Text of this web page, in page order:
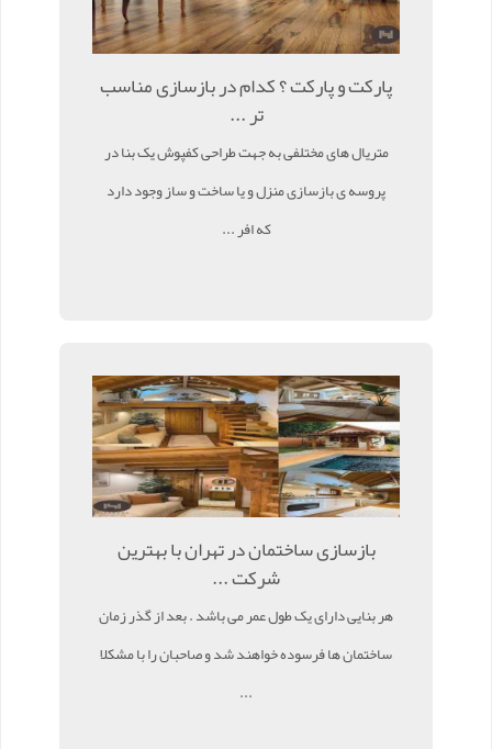
پارکت و پارکت ؟ کدام در بازسازی مناسب
تر ...
متریال های مختلفی به جهت طراحی کفپوش یک بنا در
پروسه ی بازسازی منزل و یا ساخت و ساز وجود دارد
که افر ...
بازسازی ساختمان در تهران با بهترین
شرکت ...
هر بنایی دارای یک طول عمر می باشد . بعد از گذر زمان
ساختمان ها فرسوده خواهند شد و صاحبان را با مشکلا
...